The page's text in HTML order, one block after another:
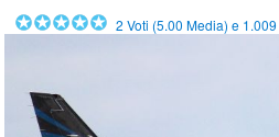
2 Voti (5.00 Media) e 1.009